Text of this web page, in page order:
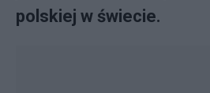
polskiej w świecie.